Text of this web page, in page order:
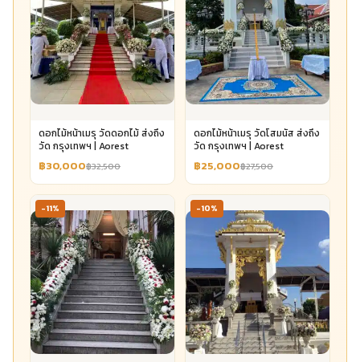
ดอกไม้หน้าเมรุ วัดดอกไม้ ส่งถึง
วัด กรุงเทพฯ | Aorest
฿30,000฿32,500
ดอกไม้หน้าเมรุ วัดโสมนัส ส่งถึง
วัด กรุงเทพฯ | Aorest
฿25,000฿27,500
-11% -10%